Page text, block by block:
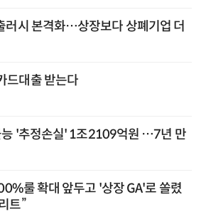
러시 본격화…상장보다 상폐기업 더
드대출 받는다
능 '추정손실' 1조2109억원 …7년 만
룰 확대 앞두고 '상장 GA'로 쏠렸
트”